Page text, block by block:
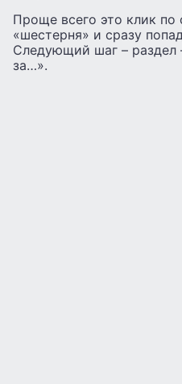
Проще всего это клик по
«шестерня» и сразу
Следующий шаг – раздел
за…».